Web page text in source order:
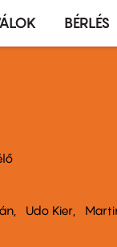
BÉRLÉS
Udo Kier